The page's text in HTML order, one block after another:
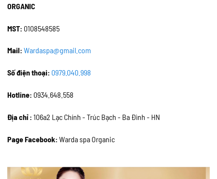
ORGANIC
MST: 0108548585
Mail: Wardaspa@gmail.com
Số điện thoại: 0979.040.998
Hotline: 0934.648.558
Địa chỉ : 106a2 Lạc Chính - Trúc Bạch - Ba Đình - HN
Page Facebook: Warda spa Organic